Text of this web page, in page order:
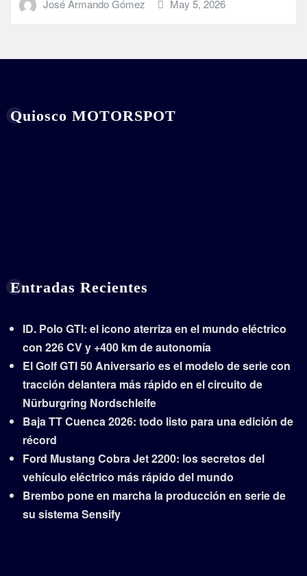
José Armando Gómez May 5, 2026
Quiosco MOTORSPOT
Entradas Recientes
ID. Polo GTI: el icono aterriza en el mundo eléctrico
con 226 CV y +400 km de autonomía
El Golf GTI 50 Aniversario es el modelo de serie con
tracción delantera más rápido en el circuito de
Nürburgring Nordschleife
Baja TT Cuenca 2026: todo listo para una edición de
récord
Ford Mustang Cobra Jet 2200: los secretos del
vehículo eléctrico más rápido del mundo
Brembo pone en marcha la producción en serie de
su sistema Sensify